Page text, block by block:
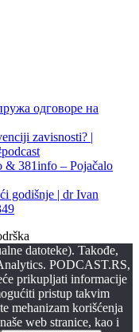
одговоре на
zavisnosti? |
& 381info – Pojačalo
godišnje | dr Ivan
datoteke). Takođe,
PODCAST.RS,
prikupljati informacije
pristup takvim
mehanizam korišćenja
web stranice, kao i